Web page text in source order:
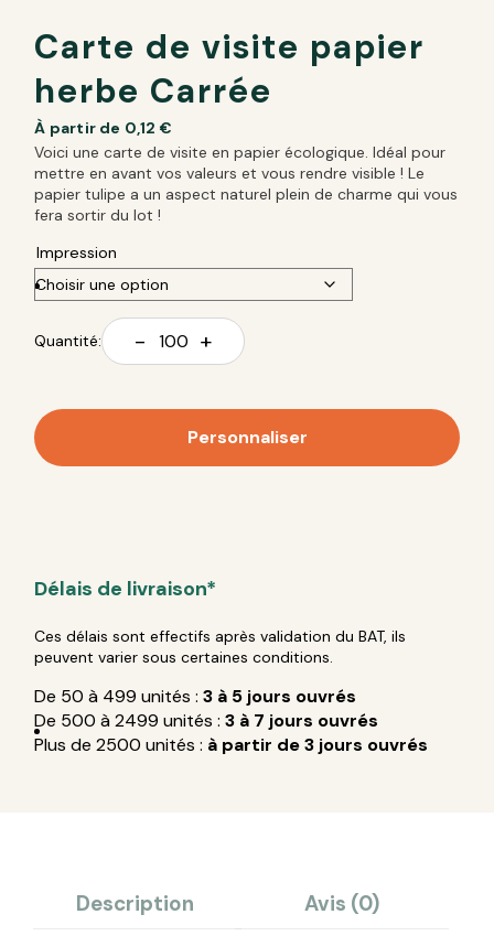
Carte de visite papier
herbe Carrée
À partir de 0,12 €
Voici une carte de visite en papier écologique. Idéal pour
mettre en avant vos valeurs et vous rendre visible ! Le
papier tulipe a un aspect naturel plein de charme qui vous
fera sortir du lot !
Impression
Quantité: - +
Personnaliser
Délais de livraison*
Ces délais sont effectifs après validation du BAT, ils
peuvent varier sous certaines conditions.
De 50 à 499 unités :3 à 5 jours ouvrés
De 500 à 2499 unités :3 à 7 jours ouvrés
Plus de 2500 unités : à partir de 3 jours ouvrés
Description Avis (0)